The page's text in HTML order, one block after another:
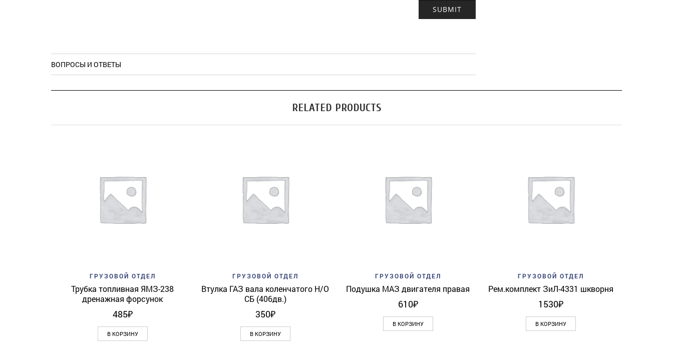
ВОПРОСЫ И ОТВЕТЫ
RELATED PRODUCTS
Add to wishlist Quick View
ГРУЗОВОЙ ОТДЕЛ
Трубка топливная ЯМЗ-238
дренажная форсунок
485₽
В КОРЗИНУ
Add to wishlist Quick View
ГРУЗОВОЙ ОТДЕЛ
Втулка ГАЗ вала коленчатого Н/О
СБ (406дв.)
350₽
В КОРЗИНУ
Add to wishlist Quick View
ГРУЗОВОЙ ОТДЕЛ
Подушка МАЗ двигателя правая
610₽
В КОРЗИНУ
Add to wishlist Quick View
ГРУЗОВОЙ ОТДЕЛ
Рем.комплект ЗиЛ-4331 шкворня
1530₽
В КОРЗИНУ